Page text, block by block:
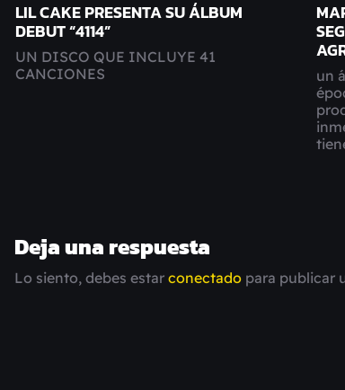
LIL CAKE PRESENTA SU ÁLBUM
DEBUT “4114”
UN DISCO QUE INCLUYE 41
CANCIONES
un
Deja una respuesta
Lo siento, debes estar conectado para publicar